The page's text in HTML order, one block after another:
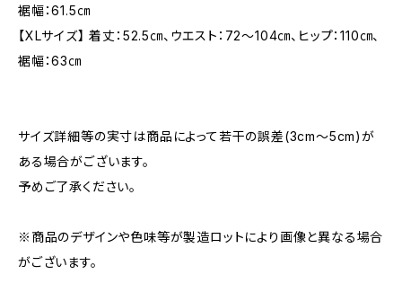
裾幅：61.5㎝
【XLサイズ】 着丈：52.5㎝、ウエスト：72〜104㎝、ヒップ：110㎝、
裾幅：63㎝
サイズ詳細等の実寸は商品によって若干の誤差(3cm〜5cm)が
ある場合がございます。
予めご了承ください。
※商品のデザインや色味等が製造ロットにより画像と異なる場合
がございます。